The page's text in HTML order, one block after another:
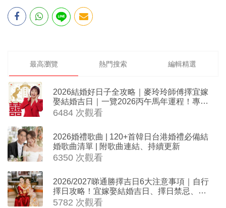
最高瀏覽 熱門搜索 編輯精選
2026結婚好日子全攻略｜麥玲玲師傅擇宜嫁
娶結婚吉日｜一覽2026丙午馬年運程！專業
擇日結婚+避開沖煞生肖指南
6484 次觀看
2026婚禮歌曲 | 120+首韓日台港婚禮必備結
婚歌曲清單 | 附歌曲連結、持續更新
6350 次觀看
2026/2027睇通勝擇吉日6大注意事項｜自行
擇日攻略！宜嫁娶結婚吉日、擇日禁忌、相
沖生肖一覽
5782 次觀看